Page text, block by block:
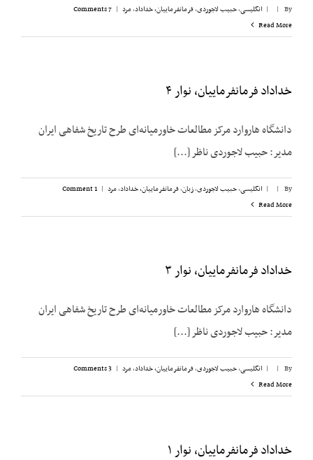
By
|
| انگلیسی,حبیب لاجوردی,فرمانفرماییان، خداداد,مرد |
7 Comments
Read More
خداداد فرمانفرماییان، نوار ۴
دانشگاه هاروارد مرکز مطالعات خاورمیانه‌ای طرح تاریخ شفاهی ایران
مدیر: حبیب لاجوردی ناظر [...]
By
|
| انگلیسی,حبیب لاجوردی,زبان,فرمانفرماییان، خداداد,مرد |
1 Comment
Read More
خداداد فرمانفرماییان، نوار ۳
دانشگاه هاروارد مرکز مطالعات خاورمیانه‌ای طرح تاریخ شفاهی ایران
مدیر: حبیب لاجوردی ناظر [...]
By
|
| انگلیسی,حبیب لاجوردی,فرمانفرماییان، خداداد,مرد |
3 Comments
Read More
خداداد فرمانفرماییان، نوار ۱